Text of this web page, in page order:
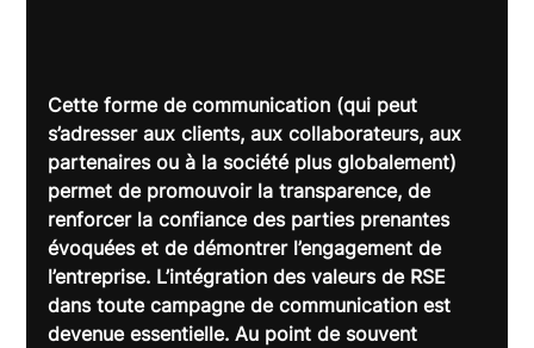
Cette forme de communication (qui peut
s’adresser aux clients, aux collaborateurs, aux
partenaires ou à la société plus globalement)
permet de promouvoir la transparence, de
renforcer la confiance des parties prenantes
évoquées et de démontrer l’engagement de
l’entreprise. L’intégration des valeurs de RSE
dans toute campagne de communication est
devenue essentielle. Au point de souvent